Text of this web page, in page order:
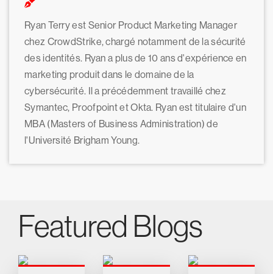
Ryan Terry est Senior Product Marketing Manager
chez CrowdStrike, chargé notamment de la sécurité
des identités. Ryan a plus de 10 ans d'expérience en
marketing produit dans le domaine de la
cybersécurité. Il a précédemment travaillé chez
Symantec, Proofpoint et Okta. Ryan est titulaire d'un
MBA (Masters of Business Administration) de
l'Université Brigham Young.
Featured Blogs